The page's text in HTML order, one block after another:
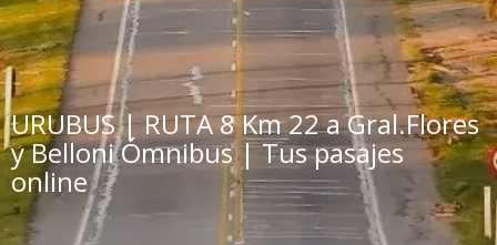
URUBUS | RUTA 8 Km 22 a Gral.Flores
y Belloni Ómnibus | Tus pasajes
online